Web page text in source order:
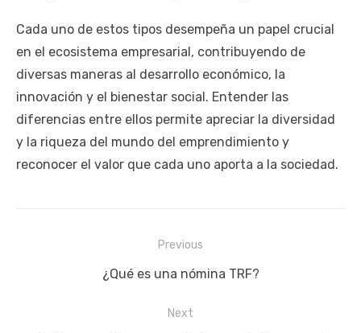
Cada uno de estos tipos desempeña un papel crucial
en el ecosistema empresarial, contribuyendo de
diversas maneras al desarrollo económico, la
innovación y el bienestar social. Entender las
diferencias entre ellos permite apreciar la diversidad
y la riqueza del mundo del emprendimiento y
reconocer el valor que cada uno aporta a la sociedad.
Previous
Previous
¿Qué es una nómina TRF?
Next